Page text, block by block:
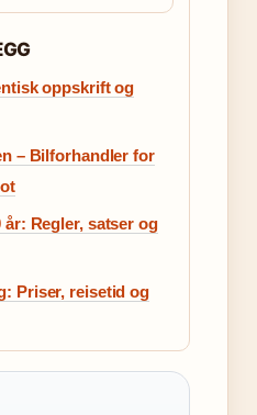
oppskrift og
– Bilforhandler for
år: Regler, satser og
Priser, reisetid og